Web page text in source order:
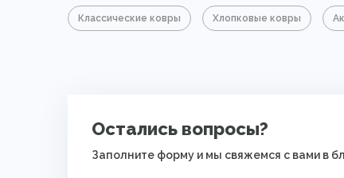
Классические ковры Хлопковые ковры
Остались вопросы?
Заполните форму и мы свяжемся с вами в